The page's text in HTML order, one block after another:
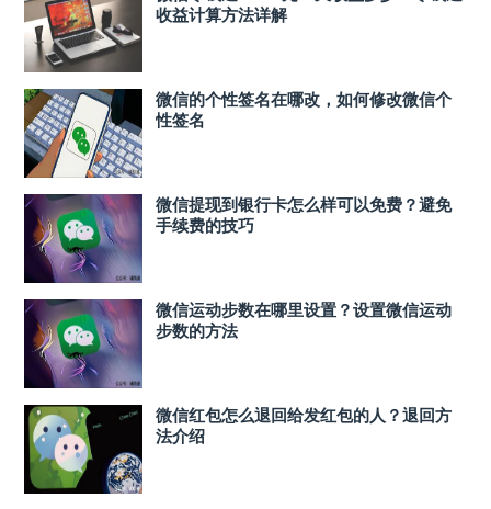
收益计算方法详解
微信的个性签名在哪改，如何修改微信个
性签名
微信提现到银行卡怎么样可以免费？避免
手续费的技巧
微信运动步数在哪里设置？设置微信运动
步数的方法
微信红包怎么退回给发红包的人？退回方
法介绍